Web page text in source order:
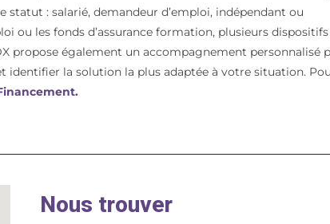
: salarié, demandeur d’emploi, indépendant ou
ou les fonds d’assurance formation, plusieurs dispositifs
propose également un accompagnement personnalisé
identifier la solution la plus adaptée à votre situation.
Nous trouver